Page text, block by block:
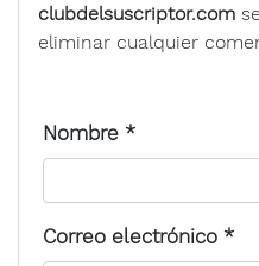
clubdelsuscriptor.com
eliminar cualquier
Nombre *
Correo electrónico *